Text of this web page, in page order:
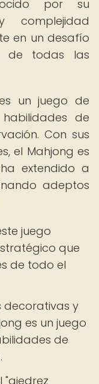
por su
en un desafío
de todas las
un juego de
de
Con sus
el Mahjong es
extendido a
adeptos
juego
que
de todo el
decorativas y
es un juego
de
"ajedrez